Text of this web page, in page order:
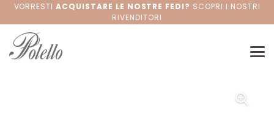
VORRESTIACQUISTARE LE NOSTRE FEDI? SCOPRI I NOSTRI
RIVENDITORI